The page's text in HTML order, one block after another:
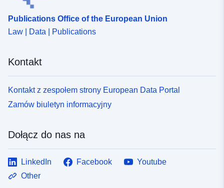
Publications Office of the European Union
Law | Data | Publications
Kontakt
Kontakt z zespołem strony European Data Portal
Zamów biuletyn informacyjny
Dołącz do nas na
LinkedIn Facebook
Youtube
Other